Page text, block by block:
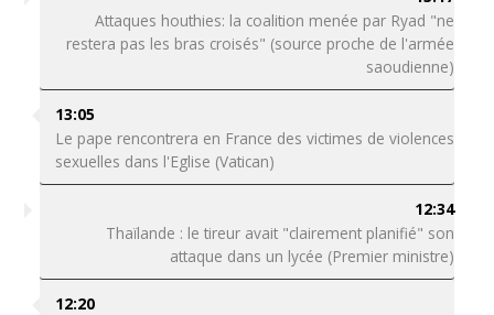
Attaques houthies: la coalition menée par Ryad "ne
restera pas les bras croisés" (source proche de l'armée
saoudienne)
13:05
Le pape rencontrera en France des victimes de violences
sexuelles dans l'Eglise (Vatican)
12:34
Thaïlande : le tireur avait "clairement planifié" son
attaque dans un lycée (Premier ministre)
12:20